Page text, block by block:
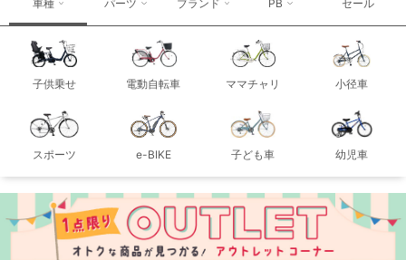
車種
子供乗せ 電動自転車 ママチャリ 小径車
スポーツ e-BIKE 子ども車 幼児車
パーツ ブランド PB セール